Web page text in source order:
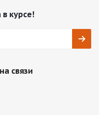
в курсе!
связи